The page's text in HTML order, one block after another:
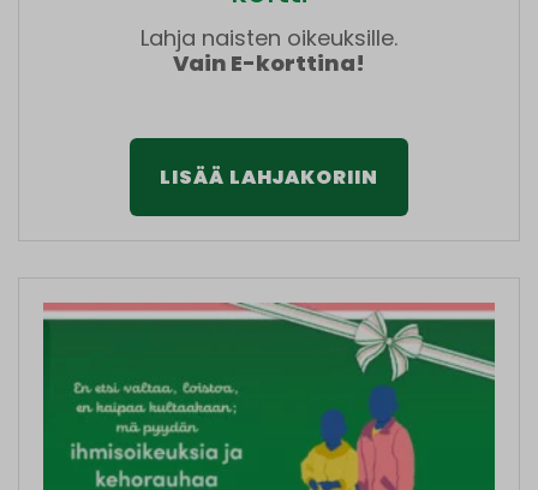
Lahja naisten oikeuksille.
Vain E-korttina!
LISÄÄ LAHJAKORIIN